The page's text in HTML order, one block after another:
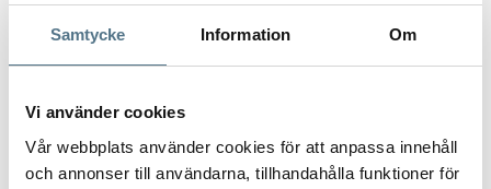
Samtycke Information Om
Vi använder cookies
Vår webbplats använder cookies för att anpassa innehåll
och annonser till användarna, tillhandahålla funktioner för